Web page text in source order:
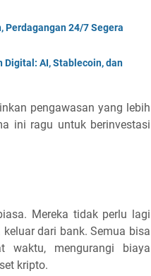
Perdagangan 24/7 Segera
Digital: AI, Stablecoin, dan
pengawasan yang lebih
ini ragu untuk berinvestasi
Mereka tidak perlu lagi
dari bank. Semua bisa
waktu, mengurangi biaya
kripto.